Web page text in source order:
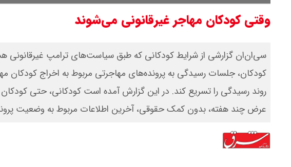
وقتی کودکان مهاجر غیرقانونی می‌شوند
سی‌ان‌ان گزارشی از شرایط کودکانی که طبق سیاست‌های ترامپ غیرقانونی
کودکان، جلسات رسیدگی به پرونده‌های مهاجرتی مربوط به اخراج کودکان
روند رسیدگی را تسریع کند. در این گزارش آمده است کودکانی، حتی کودکان
عرض چند هفته، بدون کمک حقوقی، آخرین اطلاعات مربوط به وضعیت